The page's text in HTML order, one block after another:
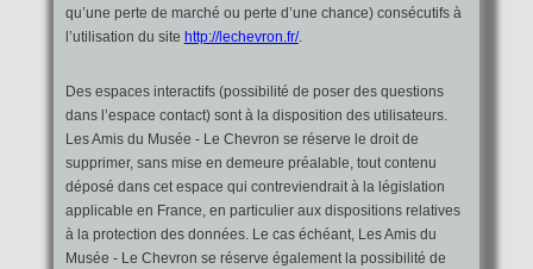
qu’une perte de marché ou perte d’une chance) consécutifs à
l’utilisation du site http://lechevron.fr/.
Des espaces interactifs (possibilité de poser des questions
dans l’espace contact) sont à la disposition des utilisateurs.
Les Amis du Musée - Le Chevron se réserve le droit de
supprimer, sans mise en demeure préalable, tout contenu
déposé dans cet espace qui contreviendrait à la législation
applicable en France, en particulier aux dispositions relatives
à la protection des données. Le cas échéant, Les Amis du
Musée - Le Chevron se réserve également la possibilité de